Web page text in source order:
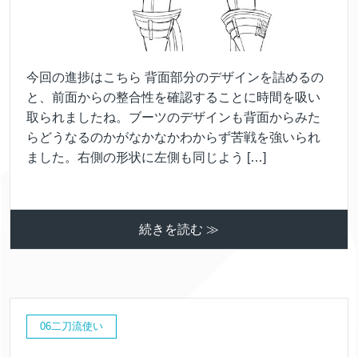
今回の進捗はこちら 背面部分のデザインを詰めるの
と、前面からの整合性を確認することに時間を吸い
取られましたね。ブーツのデザインも背面からみた
らどうなるのかがなかなかわからず苦戦を強いられ
ました。右側の形状に左側も同じよう […]
続きを読む ≫
06二刀流使い